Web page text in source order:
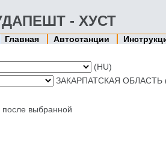
- ХУСТ
Главная Автостанции
(HU)
ЗАКАРПАТСКАЯ ОБЛАСТЬ
выбранной